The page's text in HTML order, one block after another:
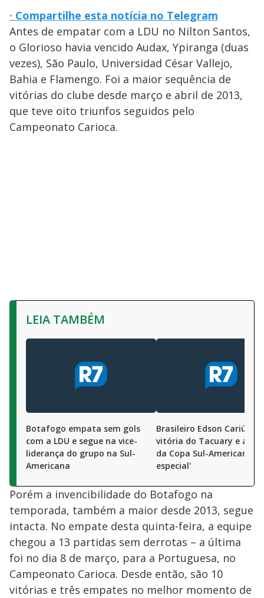
· Compartilhe esta notícia no Telegram
Antes de empatar com a LDU no Nilton Santos,
o Glorioso havia vencido Audax, Ypiranga (duas
vezes), São Paulo, Universidad César Vallejo,
Bahia e Flamengo. Foi a maior sequência de
vitórias do clube desde março e abril de 2013,
que teve oito triunfos seguidos pelo
Campeonato Carioca.
LEIA TAMBÉM
Botafogo empata sem gols
com a LDU e segue na vice-
liderança do grupo na Sul-
Americana
Brasileiro Edson Cariús
vitória do Tacuary e
da Copa Sul-Americana:
especial'
Porém a invencibilidade do Botafogo na
temporada, também a maior desde 2013, segue
intacta. No empate desta quinta-feira, a equipe
chegou a 13 partidas sem derrotas – a última
foi no dia 8 de março, para a Portuguesa, no
Campeonato Carioca. Desde então, são 10
vitórias e três empates no melhor momento de